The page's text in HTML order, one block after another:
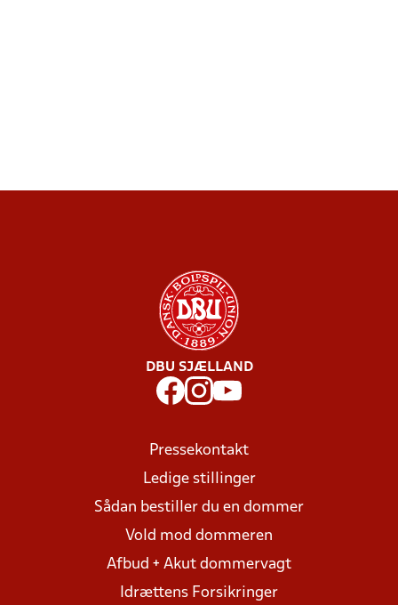
DBU SJÆLLAND
Pressekontakt
Ledige stillinger
Sådan bestiller du en dommer
Vold mod dommeren
Afbud + Akut dommervagt
Idrættens Forsikringer